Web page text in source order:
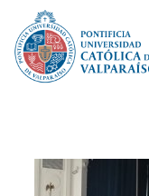
PUCV Internacional